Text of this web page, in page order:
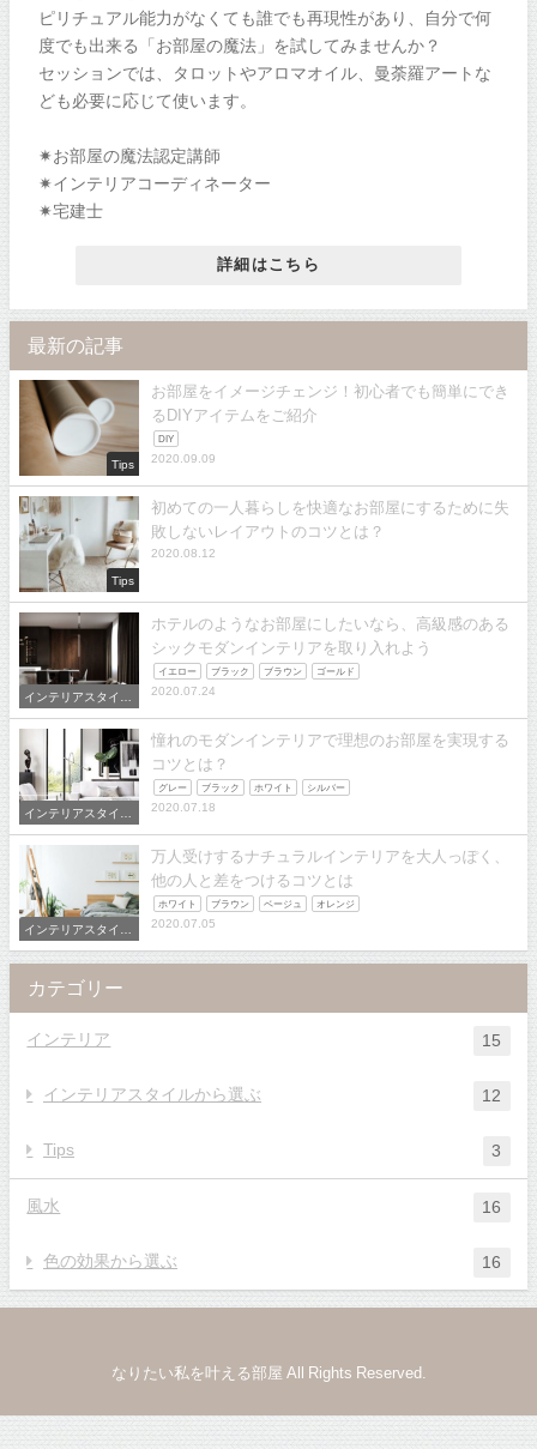
ピリチュアル能力がなくても誰でも再現性があり、自分で何
度でも出来る「お部屋の魔法」を試してみませんか？
セッションでは、タロットやアロマオイル、曼荼羅アートな
ども必要に応じて使います。
✷お部屋の魔法認定講師
✷インテリアコーディネーター
✷宅建士
詳細はこちら
最新の記事
Tips
お部屋をイメージチェンジ！初心者でも簡単にでき
るDIYアイテムをご紹介
DIY
2020.09.09
Tips
初めての一人暮らしを快適なお部屋にするために失
敗しないレイアウトのコツとは？
2020.08.12
インテリアスタイル
ホテルのようなお部屋にしたいなら、高級感のある
シックモダンインテリアを取り入れよう
イエロー ブラック ブラウン ゴールド
2020.07.24
インテリアスタイル
憧れのモダンインテリアで理想のお部屋を実現する
コツとは？
グレー ブラック ホワイト シルバー
2020.07.18
インテリアスタイル
万人受けするナチュラルインテリアを大人っぽく、
他の人と差をつけるコツとは
ホワイト ブラウン ベージュ オレンジ
2020.07.05
カテゴリー
インテリア 15
インテリアスタイルから選ぶ 12
Tips 3
風水 16
色の効果から選ぶ 16
なりたい私を叶える部屋 All Rights Reserved.